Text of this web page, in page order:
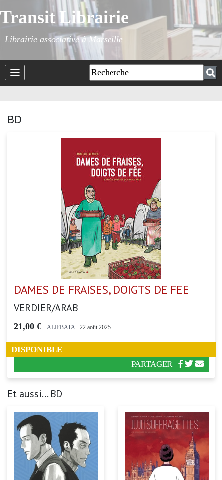
Transit Librairie
Librairie associative à Marseille
BD
DAMES DE FRAISES, DOIGTS DE FEE
VERDIER/ARAB
21,00 € - ALIFBATA- 22 août 2025 -
DISPONIBLE
PARTAGER
Et aussi... BD